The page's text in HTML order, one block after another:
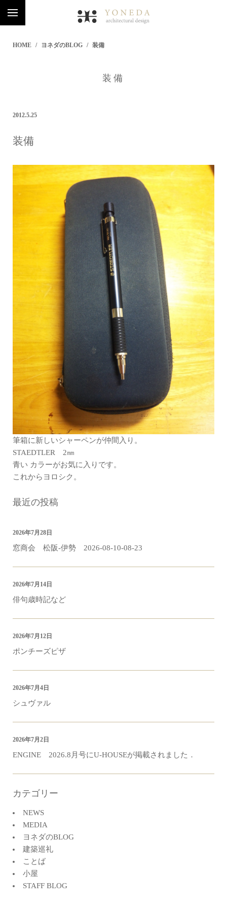
HOME ヨネダのBLOG 装備
装備
2012.5.25
装備
筆箱に新しいシャーペンが仲間入り。
STAEDTLER 2㎜
青い カラーがお気に入りです。
これからヨロシク。
最近の投稿
窓商会 松阪-伊勢 2026-08-10-08-23
2026年7月28日
俳句歳時記など
2026年7月14日
ポンチーズピザ
2026年7月12日
シュヴァル
2026年7月4日
ENGINE 2026.8月号にU-HOUSEが掲載されました．
2026年7月2日
カテゴリー
NEWS
MEDIA
ヨネダのBLOG
建築巡礼
ことば
小屋
STAFF BLOG